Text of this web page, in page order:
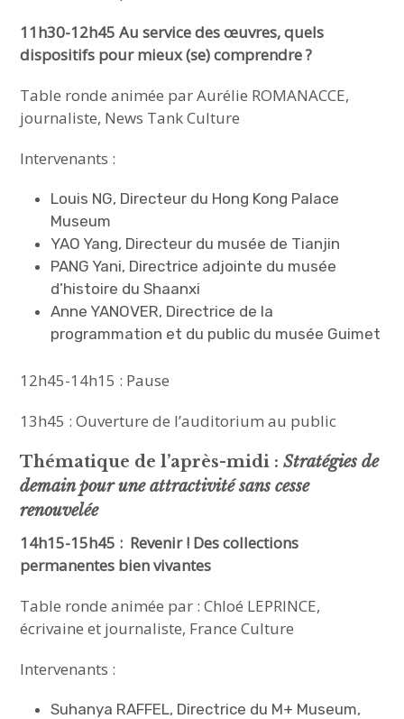
11h30-12h45 Au service des œuvres, quels
dispositifs pour mieux (se) comprendre ?
Table ronde animée par Aurélie ROMANACCE,
journaliste, News Tank Culture
Intervenants :
Louis NG, Directeur du Hong Kong Palace
Museum
YAO Yang, Directeur du musée de Tianjin
PANG Yani, Directrice adjointe du musée
d’histoire du Shaanxi
Anne YANOVER, Directrice de la
programmation et du public du musée Guimet
12h45-14h15 : Pause
13h45 : Ouverture de l’auditorium au public
Thématique de l’après-midi :Stratégies de
demain pour une attractivité sans cesse
renouvelée
14h15-15h45 : Revenir ! Des collections
permanentes bien vivantes
Table ronde animée par : Chloé LEPRINCE,
écrivaine et journaliste, France Culture
Intervenants :
Suhanya RAFFEL, Directrice du M+ Museum,